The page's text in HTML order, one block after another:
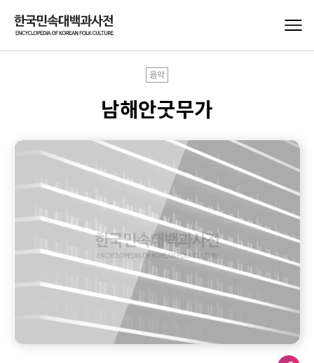
음악
남해안굿무가